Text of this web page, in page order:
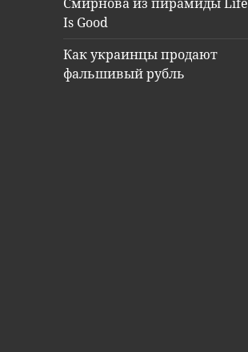
Is Good
Как украинцы продают
фальшивый рубль